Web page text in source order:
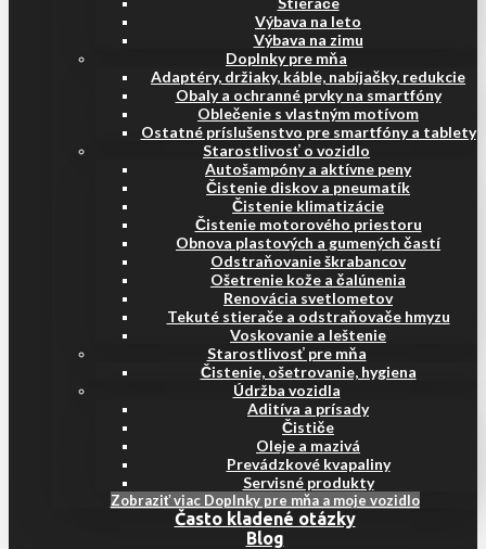
Výbava na leto
Výbava na zimu
Doplnky pre mňa
Adaptéry, držiaky, káble, nabíjačky, redukcie
Obaly a ochranné prvky na smartfóny
Oblečenie s vlastným motívom
Ostatné príslušenstvo pre smartfóny a tablety
Starostlivosť o vozidlo
Autošampóny a aktívne peny
Čistenie diskov a pneumatík
Čistenie klimatizácie
Čistenie motorového priestoru
Obnova plastových a gumených častí
Odstraňovanie škrabancov
Ošetrenie kože a čalúnenia
Renovácia svetlometov
Tekuté stierače a odstraňovače hmyzu
Voskovanie a leštenie
Starostlivosť pre mňa
Čistenie, ošetrovanie, hygiena
Údržba vozidla
Aditíva a prísady
Čističe
Oleje a mazivá
Prevádzkové kvapaliny
Servisné produkty
Zobraziť viac Doplnky pre mňa a moje vozidlo
Často kladené otázky
Blog